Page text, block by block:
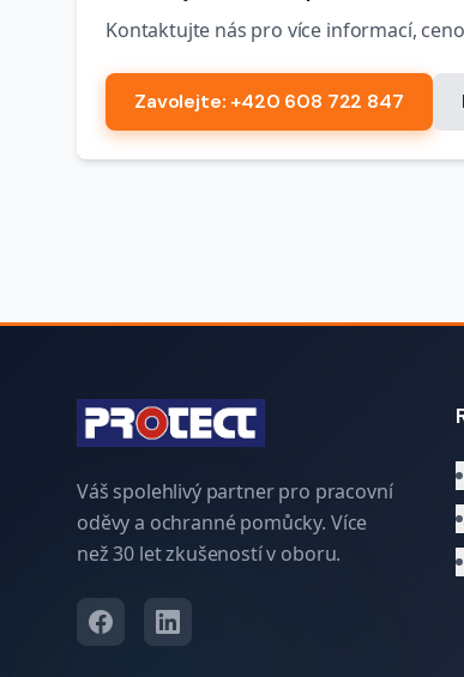
Kontaktujte nás pro více informací,
Zavolejte: +420 608 722 847
Váš spolehlivý partner pro pracovní
oděvy a ochranné pomůcky. Více
než 30 let zkušeností v oboru.